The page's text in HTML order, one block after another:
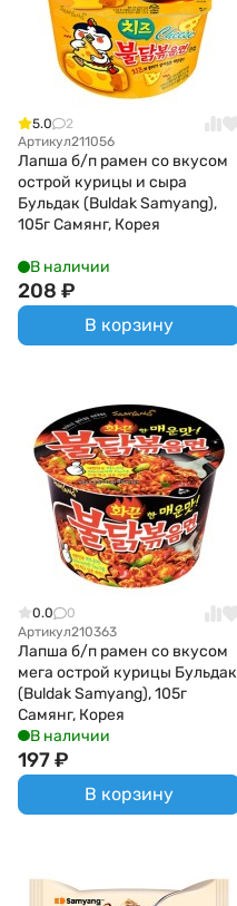
5.0
2
Артикул211056
Лапша б/п рамен со вкусом
острой курицы и сыра
Бульдак (Buldak Samyang),
105г Самянг, Корея
В наличии
208 ₽
В корзину
0.0
0
Артикул210363
Лапша б/п рамен со вкусом
мега острой курицы Бульдак
(Buldak Samyang), 105г
Самянг, Корея
В наличии
197₽
В корзину